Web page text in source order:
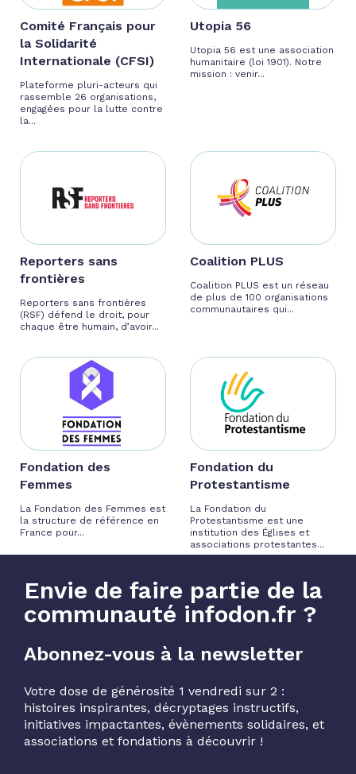
Comité Français pour
la Solidarité
Internationale (CFSI)
Plateforme pluri-acteurs qui
rassemble 26 organisations,
engagées pour la lutte contre
la...
Utopia 56
Utopia 56 est une association
humanitaire (loi 1901). Notre
mission : venir...
Reporters sans
frontières
Reporters sans frontières
(RSF) défend le droit, pour
chaque être humain, d’avoir...
Coalition PLUS
Coalition PLUS est un réseau
de plus de 100 organisations
communautaires qui...
Fondation des
Femmes
La Fondation des Femmes est
la structure de référence en
France pour...
Fondation du
Protestantisme
La Fondation du
Protestantisme est une
institution des Églises et
associations protestantes...
Envie de faire partie de la
communauté infodon.fr ?
Abonnez-vous à la newsletter
Votre dose de générosité 1 vendredi sur 2 :
histoires inspirantes, décryptages instructifs,
initiatives impactantes, évènements solidaires, et
associations et fondations à découvrir !